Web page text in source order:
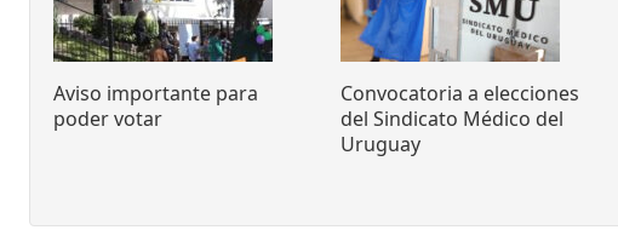
Aviso importante para
poder votar
Convocatoria a elecciones
del Sindicato Médico del
Uruguay